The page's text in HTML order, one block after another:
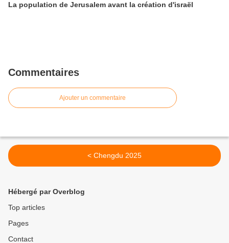
La population de Jerusalem avant la création d'israël
Commentaires
Ajouter un commentaire
< Chengdu 2025
Hébergé par Overblog
Top articles
Pages
Contact